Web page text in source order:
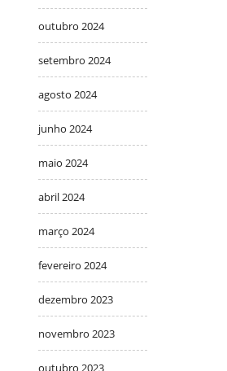
outubro 2024
setembro 2024
agosto 2024
junho 2024
maio 2024
abril 2024
março 2024
fevereiro 2024
dezembro 2023
novembro 2023
outubro 2023